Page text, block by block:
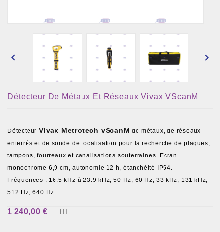
 
Détecteur De Métaux Et Réseaux Vivax VScanM
Détecteur Vivax Metrotech vScanM de métaux, de réseaux
enterrés et de sonde de localisation pour la recherche de plaques,
tampons, fourreaux et canalisations souterraines. Ecran
monochrome 6,9 cm, autonomie 12 h, étanchéité IP54.
Fréquences : 16.5 kHz à 23.9 kHz, 50 Hz, 60 Hz, 33 kHz, 131 kHz,
512 Hz, 640 Hz.
1 240,00 € HT